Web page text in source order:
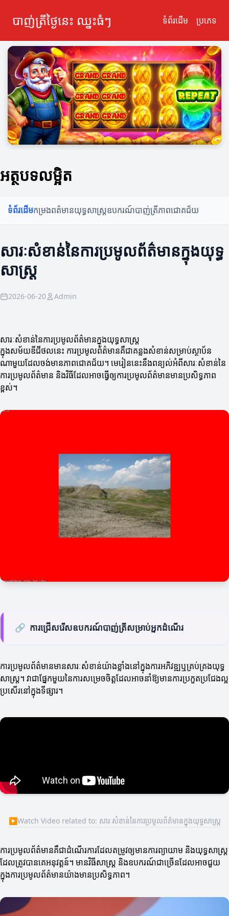
បាញ់ត្រីថ្ងៃនេះ ឈ្នះធំៗ ទំព័រដើម ប្រភេទ
អត្ថបទលម្អិត
ទំព័រដើមកម្រងពត៌មានយុទ្ធសាស្ត្រឧបករណ៍បាញ់ត្រីភាពជោគជ័យ
សារៈសំខាន់នៃការប្រមូលព័ត៌មានក្នុងយុទ្ធ
សាស្ត្រ
2026-06-20 Admin
សារៈសំខាន់នៃការប្រមូលព័ត៌មានក្នុងយុទ្ធសាស្ត្រ
ក្នុងសម័យឌីជីថលនេះ ការប្រមូលព័ត៌មានគឺជាគន្លងសំខាន់សម្រាប់ស្ថាប័ន
ណាមួយដែលចង់មានភាពជោគជ័យ។ មេរៀននេះនឹងពន្យល់អំពីសារៈសំខាន់នៃ
ការប្រមូលព័ត៌មាន និងវិធីដែលអាចធ្វើឲ្យការប្រមូលព័ត៌មានមានប្រសិទ្ធភាព
ខ្ពស់។
🔗 ការជ្រើសរើសឧបករណ៍បាញ់ត្រីសម្រាប់អ្នកដំណើរ
ការប្រមូលព័ត៌មានមានសារៈសំខាន់យ៉ាងខ្លាំងនៅក្នុងការអភិវឌ្ឍឬគ្រប់គ្រងយុទ្ធ
សាស្ត្រ។ វាជាផ្នែកមួយនៃការសម្រេចចិត្តដែលអាចនាំឱ្យមានការប្រកួតប្រជែងល្អ
ប្រសើរនៅក្នុងទីផ្សារ។
▶Watch Video related to: សារៈសំខាន់នៃការប្រមូលព័ត៌មានក្នុងយុទ្ធសាស្ត្រ
ការប្រមូលព័ត៌មានគឺជាដំណើរការដែលតម្រូវឲ្យមានការព្យាយាម និងយុទ្ធសាស្ត្រ
ដែលត្រូវបានគេអនុវត្តន៍។ មានវិធីសាស្ត្រ និងឧបករណ៍ជាច្រើនដែលអាចជួយ
ក្នុងការប្រមូលព័ត៌មានយ៉ាងមានប្រសិទ្ធភាព។